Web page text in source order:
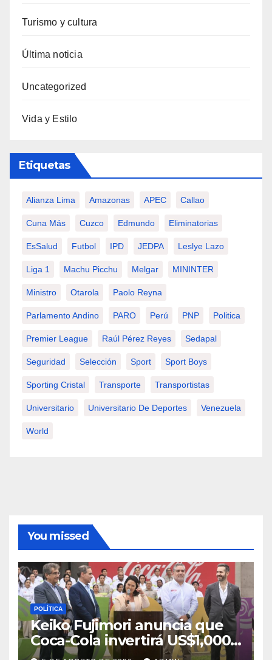
Turismo y cultura
Última noticia
Uncategorized
Vida y Estilo
Etiquetas
Alianza Lima Amazonas APEC Callao
Cuna Más Cuzco Edmundo Eliminatorias
EsSalud Futbol IPD JEDPA Leslye Lazo
Liga 1 Machu Picchu Melgar MININTER
Ministro Otarola Paolo Reyna
Parlamento Andino PARO Perú PNP Politica
Premier League Raúl Pérez Reyes Sedapal
Seguridad Selección Sport Sport Boys
Sporting Cristal Transporte Transportistas
Universitario Universitario De Deportes Venezuela
World
You missed
POLÍTICA
Keiko Fujimori anuncia que
Coca-Cola invertirá US$1,000
millones en 5 años